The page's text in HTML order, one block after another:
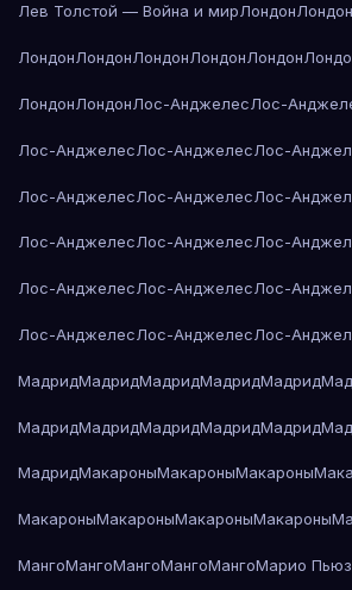
Лев Толстой — Война и мирЛондонЛондон
ЛондонЛондонЛондонЛондонЛондон
ЛондонЛондонЛос-АнджелесЛос-
Лос-АнджелесЛос-АнджелесЛос-
Лос-АнджелесЛос-АнджелесЛос-
Лос-АнджелесЛос-АнджелесЛос-
Лос-АнджелесЛос-АнджелесЛос-
Лос-АнджелесЛос-АнджелесЛос-
МадридМадридМадридМадридМадрид
МадридМадридМадридМадридМадрид
МадридМакароныМакароныМакароны
МакароныМакароныМакароныМакароны
МангоМангоМангоМангоМангоМарио